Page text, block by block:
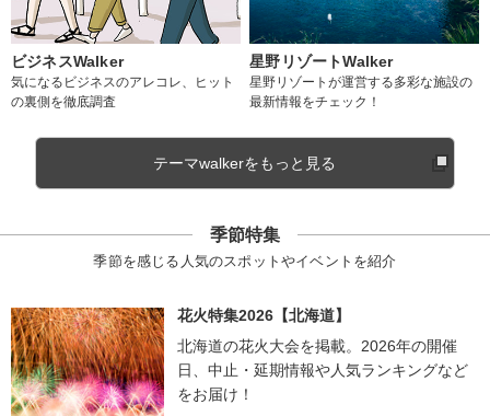
ビジネスWalker
気になるビジネスのアレコレ、ヒット
の裏側を徹底調査
星野リゾートWalker
星野リゾートが運営する多彩な施設の
最新情報をチェック！
テーマwalkerをもっと見る
季節特集
季節を感じる人気のスポットやイベントを紹介
花火特集2026【北海道】
北海道の花火大会を掲載。2026年の開催
日、中止・延期情報や人気ランキングなど
をお届け！